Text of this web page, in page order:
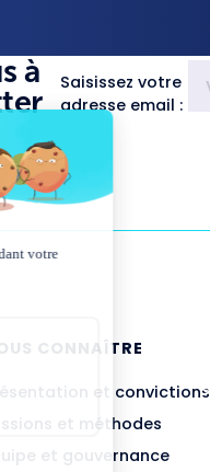
à
Saisissez votre
adresse email :
CONNAÎTRE
et convictions
et méthodes
et gouvernance